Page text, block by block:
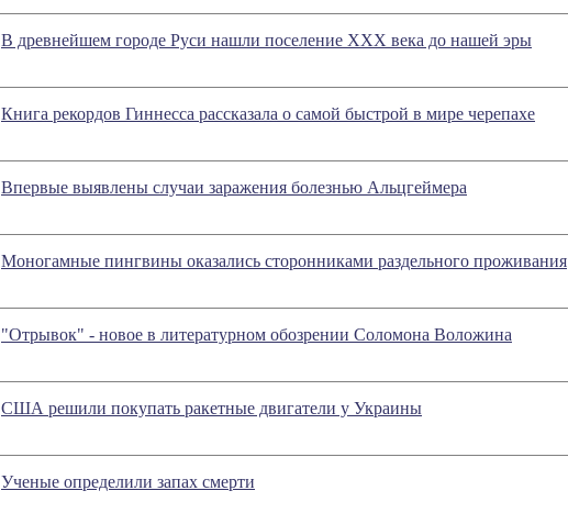
В древнейшем городе Руси нашли поселение XXX века до нашей эры
Книга рекордов Гиннесса рассказала о самой быстрой в мире черепахе
Впервые выявлены случаи заражения болезнью Альцгеймера
Моногамные пингвины оказались сторонниками раздельного проживания
"Отрывок" - новое в литературном обозрении Соломона Воложина
США решили покупать ракетные двигатели у Украины
Ученые определили запах смерти